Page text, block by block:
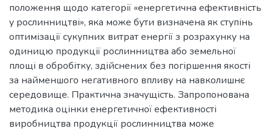
положення щодо категорії «енергетична ефективність
у рослинництві», яка може бути визначена як ступінь
оптимізації сукупних витрат енергії з розрахунку на
одиницю продукції рослинництва або земельної
площі в обробітку, здійснених без погіршення якості
за найменшого негативного впливу на навколишнє
середовище. Практична значущість. Запропонована
методика оцінки енергетичної ефективності
виробництва продукції рослинництва може